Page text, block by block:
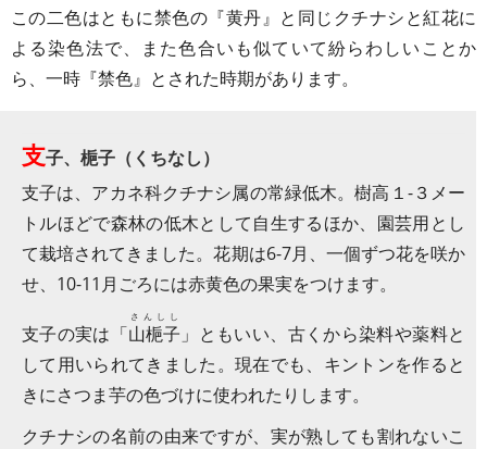
この二色はともに禁色の『黄丹』と同じクチナシと紅花に
よる染色法で、また色合いも似ていて紛らわしいことか
ら、一時『禁色』とされた時期があります。
支子、梔子（くちなし）
支子は、アカネ科クチナシ属の常緑低木。樹高１-３メー
トルほどで森林の低木として自生するほか、園芸用とし
て栽培されてきました。花期は6-7月、一個ずつ花を咲か
せ、10-11月ごろには赤黄色の果実をつけます。
支子の実は「山梔子
さんしし
」ともいい、古くから染料や薬料と
して用いられてきました。現在でも、キントンを作ると
きにさつま芋の色づけに使われたりします。
クチナシの名前の由来ですが、実が熟しても割れないこ